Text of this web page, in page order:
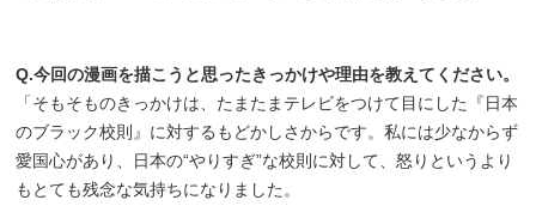
Q.今回の漫画を描こうと思ったきっかけや理由を教えてください。
「そもそものきっかけは、たまたまテレビをつけて目にした『日本
のブラック校則』に対するもどかしさからです。私には少なからず
愛国心があり、日本の“やりすぎ”な校則に対して、怒りというより
もとても残念な気持ちになりました。